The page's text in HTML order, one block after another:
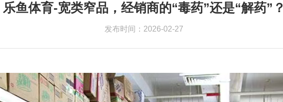
乐鱼体育-宽类窄品，经销商的“毒药”还是“解药”？
发布时间：2026-02-27